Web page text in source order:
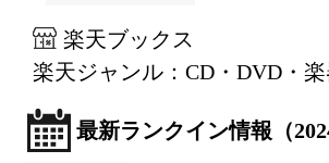
楽天ブックス
楽天ジャンル：CD・DVD・
最新ランクイン情報（